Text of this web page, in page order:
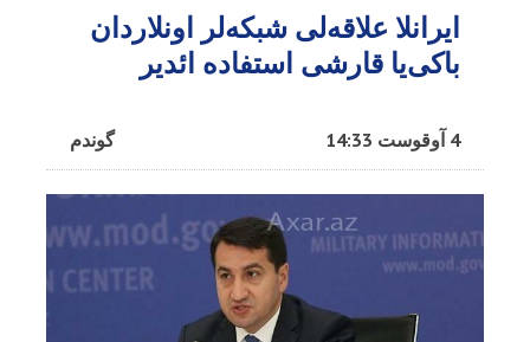
ایرانلا علاقه‌لی شبکه‌لر اونلاردان
باکی‌یا قارشی استفاده ائدیر
گوندم 4 آوقوست 14:33